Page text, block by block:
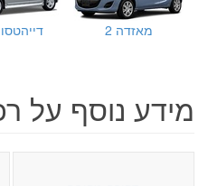
מאזדה 2 דייהטסו
מידע נוסף על